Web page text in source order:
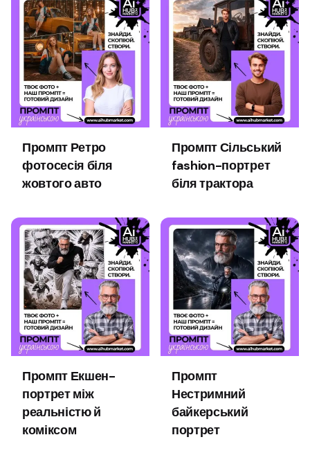
Промпт Ретро
фотосесія біля
жовтого авто
Промпт Сільський
fashion-портрет
біля трактора
Промпт Екшен-
портрет між
реальністю й
коміксом
Промпт
Нестримний
байкерський
портрет